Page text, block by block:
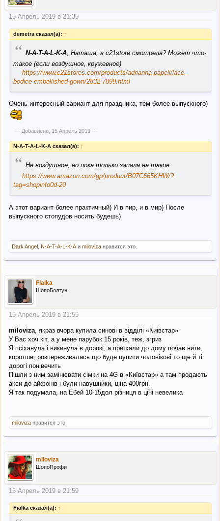
15 Апрель 2019 в 21:35
demetra сказал(а): ↑
“ N-A-T-A-L-K-A , Наташа, а c21store смотрела? Может что-
такое (если воздушное, кружевное)
https://www.c21stores.com/products/adrianna-papell/lace-
bodice-embellished-gown/2832-7899.html
Очень интересный вариант для праздника, тем более выпускного)
--- Добавлено, 15 Апрель 2019---
N-A-T-A-L-K-A сказал(а): ↑
“ Не воздушное, но пока только запала на такое
https://www.amazon.com/gp/product/B07C665KHW/?
tag=shopinfo0d-20
А этот вариант более практичный) И в пир, и в мир) После
выпускного стопудов носить будешь)
Dark Angel N-A-T-A-L-K-A и miloviza нравится это.
Fialka
ШопоБолтун
15 Апрель 2019 в 21:55
miloviza, якраз вчора купила синові в відділі «Киівстар»
У Вас хоч кіт, а у мене парубок 15 років, теж, згриз
Я псіханула і викинула в дорозі, а приїхали до дому почав нити,
коротше, розпереживалась що буде цупити чоловікові то ще й ті
дорогі понівечить
Пішли з ним замінювати сімки на 4G в «Київстар» а там продають
акси до айфонів і були навушники, ціна 400грн.
Я так подумала, на Ебей 10-15дол різниця в ціні невелика
miloviza нравится это.
miloviza
ШопоПрофи
15 Апрель 2019 в 21:59
Fialka сказал(а): ↑